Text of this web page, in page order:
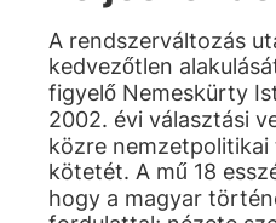
A rendszerváltozás
kedvezőtlen
figyelő Nemeskürty
2002. évi választási
közre
kötetét. A mű 18
hogy a magyar